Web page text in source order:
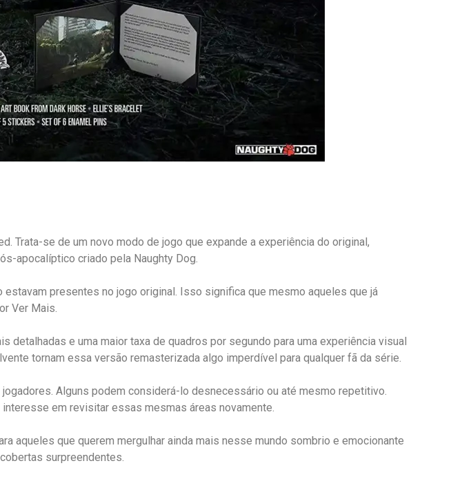
Trata-se de um novo modo de jogo que expande a experiência do original,
apocalíptico criado pela Naughty Dog.
presentes no jogo original. Isso significa que mesmo aqueles que já
Ver Mais.
e uma maior taxa de quadros por segundo para uma experiência visual
tornam essa versão remasterizada algo imperdível para qualquer fã da série.
Alguns podem considerá-lo desnecessário ou até mesmo repetitivo.
em revisitar essas mesmas áreas novamente.
aqueles que querem mergulhar ainda mais nesse mundo sombrio e emocionante
surpreendentes.